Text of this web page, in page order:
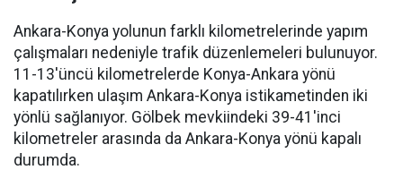
Ankara-Konya yolunun farklı kilometrelerinde yapım
çalışmaları nedeniyle trafik düzenlemeleri bulunuyor.
11-13'üncü kilometrelerde Konya-Ankara yönü
kapatılırken ulaşım Ankara-Konya istikametinden iki
yönlü sağlanıyor. Gölbek mevkiindeki 39-41'inci
kilometreler arasında da Ankara-Konya yönü kapalı
durumda.